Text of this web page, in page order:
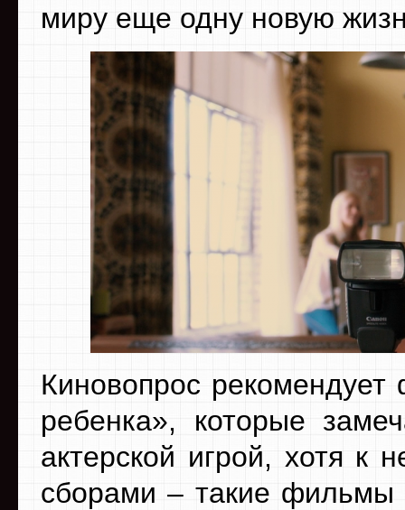
миру еще одну новую
Киновопрос
ребенка», которые
актерской игрой, хотя к
сборами – такие фильмы